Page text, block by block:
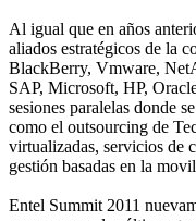
Al igual que en años
aliados estratégicos de la
BlackBerry, Vmware,
SAP, Microsoft, HP,
sesiones paralelas donde
como el outsourcing de
virtualizadas, servicios de
gestión basadas en la
Entel Summit 2011